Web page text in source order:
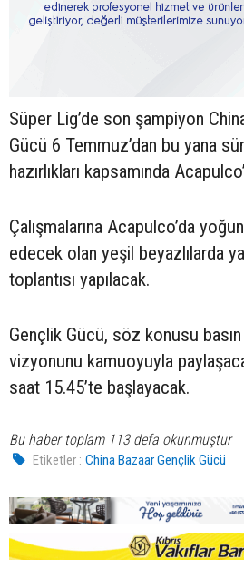
Süper Lig’de son şampiyon
Gücü 6 Temmuz’dan bu yana
hazırlıkları kapsamında
Çalışmalarına Acapulco’da
edecek olan yeşil beyazlılarda
toplantısı yapılacak.
Gençlik Gücü, söz konusu basın
vizyonunu kamuoyuyla
saat 15.45’te başlayacak.
Bu haber toplam 113 defa okunmuştur
Etiketler : China Bazaar Gençlik Gücü